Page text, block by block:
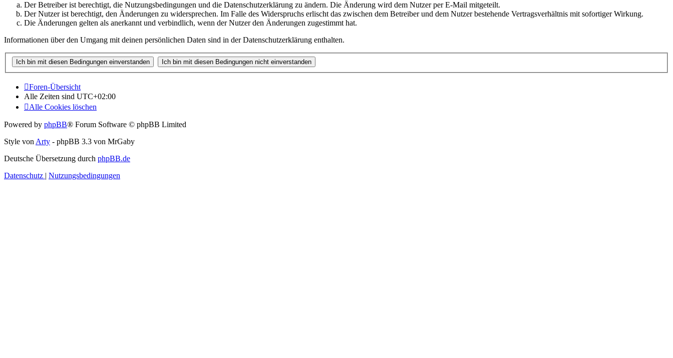
Der Betreiber ist berechtigt, die Nutzungsbedingungen und die Datenschutzerklärung zu ändern. Die Änderung wird dem Nutzer per E-Mail mitgeteilt.
Der Nutzer ist berechtigt, den Änderungen zu widersprechen. Im Falle des Widerspruchs erlischt das zwischen dem Betreiber und dem Nutzer bestehende Vertragsverhältnis mit sofortiger Wirkung.
Die Änderungen gelten als anerkannt und verbindlich, wenn der Nutzer den Änderungen zugestimmt hat.
Informationen über den Umgang mit deinen persönlichen Daten sind in der Datenschutzerklärung enthalten.
Foren-Übersicht
Alle Zeiten sind UTC+02:00
Alle Cookies löschen
Powered by phpBB® Forum Software © phpBB Limited
Style von Arty - phpBB 3.3 von MrGaby
Deutsche Übersetzung durch phpBB.de
Datenschutz | Nutzungsbedingungen